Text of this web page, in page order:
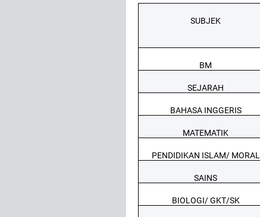
SUBJEK
BM
SEJARAH
BAHASA INGGERIS
MATEMATIK
PENDIDIKAN ISLAM/ MORAL
SAINS
BIOLOGI/ GKT/SK